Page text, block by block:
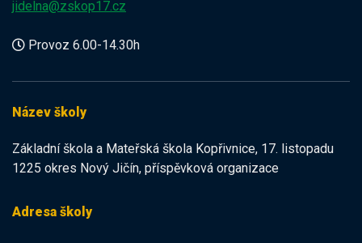
jidelna@zskop17.cz
Provoz 6.00-14.30h
Název školy
Základní škola a Mateřská škola Kopřivnice, 17. listopadu
1225 okres Nový Jičín, příspěvková organizace
Adresa školy